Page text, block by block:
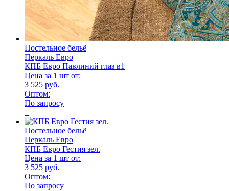
Постельное бельё
Перкаль Евро
КПБ Евро Павлиний глаз в1
Цена за 1 шт от:
3 525 руб.
Оптом:
По запросу
+
Постельное бельё
Перкаль Евро
КПБ Евро Гестия зел.
Цена за 1 шт от:
3 525 руб.
Оптом:
По запросу